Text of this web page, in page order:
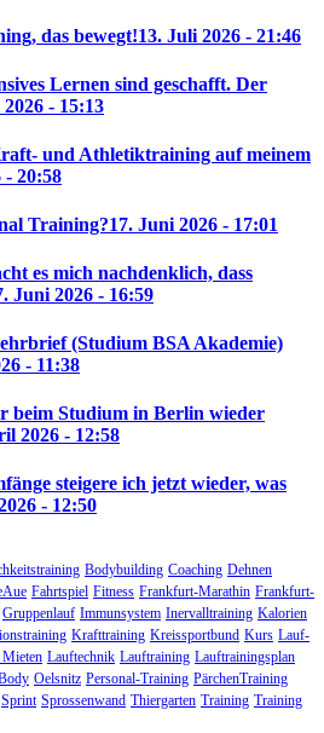
das bewegt!13. Juli 2026 - 21:46
Lernen sind geschafft. Der
- 15:13
und Athletiktraining auf meinem
- 20:58
Training?17. Juni 2026 - 17:01
es mich nachdenklich, dass
Juni 2026 - 16:59
(Studium BSA Akademie)
- 11:38
beim Studium in Berlin wieder
2026 - 12:58
steigere ich jetzt wieder, was
- 12:50
Bodybuilding Coaching Dehnen
Fahrtspiel Fitness Frankfurt-Marathin Frankfurt-
Gruppenlauf Immunsystem Inervalltraining Kalorien
Krafttraining Kreissportbund Kurs Lauf-
Lauftechnik Lauftraining Lauftrainingsplan
Oelsnitz Personal-Training PärchenTraining
Sprint Sprossenwand Thiergarten Training Training